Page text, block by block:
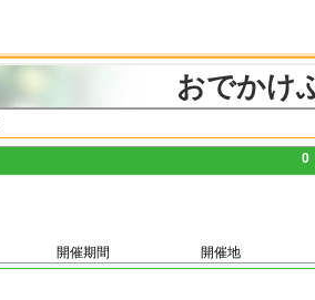
おでかけ
0
開催期間 開催地